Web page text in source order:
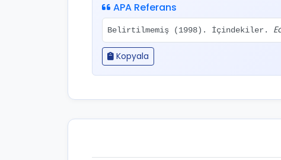
APA Referans
Belirtilmemiş (1998). İçindekiler.
Kopyala